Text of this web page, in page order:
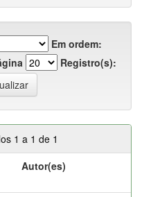
Em ordem:
Registro(s):
1 a 1 de 1
Autor(es)